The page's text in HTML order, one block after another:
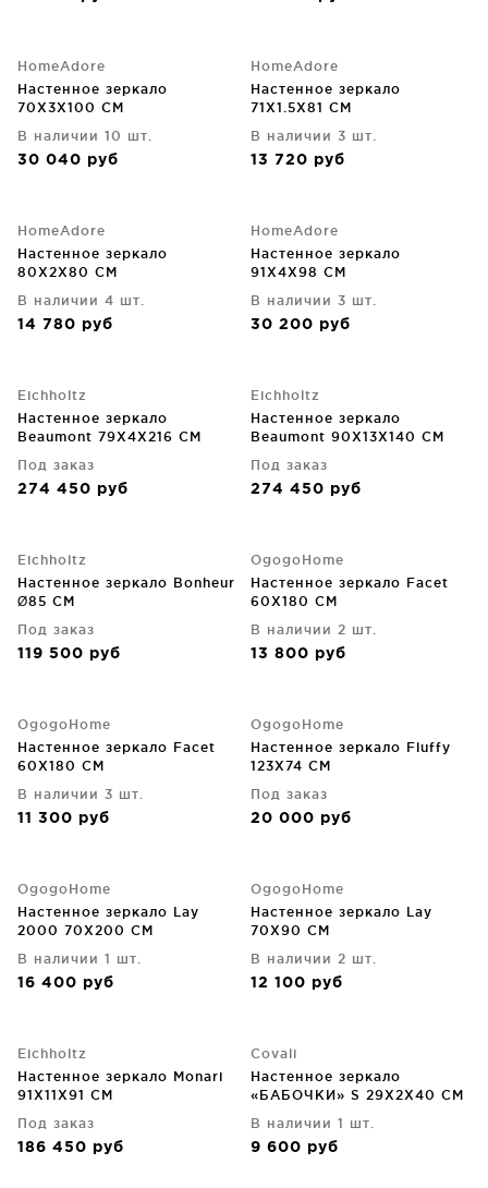
HomeAdore
Настенное зеркало
70X3X100 CM
В наличии 10 шт.
30 040 руб
HomeAdore
Настенное зеркало
71X1.5X81 CM
В наличии 3 шт.
13 720 руб
HomeAdore
Настенное зеркало
80X2X80 CM
В наличии 4 шт.
14 780 руб
HomeAdore
Настенное зеркало
91X4X98 CM
В наличии 3 шт.
30 200 руб
Eichholtz
Настенное зеркало
Beaumont 79X4X216 CM
Под заказ
274 450 руб
Eichholtz
Настенное зеркало
Beaumont 90X13X140 CM
Под заказ
274 450 руб
Eichholtz
Настенное зеркало Bonheur
Ø85 CM
Под заказ
119 500 руб
OgogoHome
Настенное зеркало Facet
60X180 CM
В наличии 2 шт.
13 800 руб
OgogoHome
Настенное зеркало Facet
60X180 CM
В наличии 3 шт.
11 300 руб
OgogoHome
Настенное зеркало Fluffy
123X74 CM
Под заказ
20 000 руб
OgogoHome
Настенное зеркало Lay
2000 70X200 CM
В наличии 1 шт.
16 400 руб
OgogoHome
Настенное зеркало Lay
70X90 CM
В наличии 2 шт.
12 100 руб
Eichholtz
Настенное зеркало Monari
91X11X91 CM
Под заказ
186 450 руб
Covali
Настенное зеркало
«БАБОЧКИ» S 29X2X40 CM
В наличии 1 шт.
9 600 руб